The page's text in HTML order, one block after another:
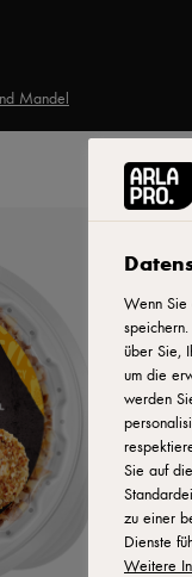
Mandel
Wenn Sie
über Sie,
um die
werden
Sie auf
zu einer
Dienste
Weitere